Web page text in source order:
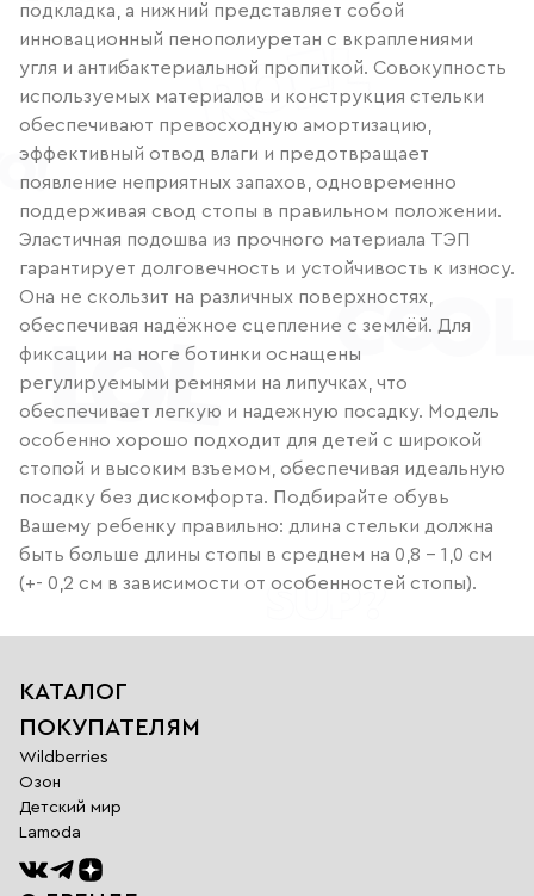
подкладка, а нижний представляет собой
инновационный пенополиуретан с вкраплениями
угля и антибактериальной пропиткой. Совокупность
используемых материалов и конструкция стельки
обеспечивают превосходную амортизацию,
эффективный отвод влаги и предотвращает
появление неприятных запахов, одновременно
поддерживая свод стопы в правильном положении.
Эластичная подошва из прочного материала ТЭП
гарантирует долговечность и устойчивость к износу.
Она не скользит на различных поверхностях,
обеспечивая надёжное сцепление с землёй. Для
фиксации на ноге ботинки оснащены
регулируемыми ремнями на липучках, что
обеспечивает легкую и надежную посадку. Модель
особенно хорошо подходит для детей с широкой
стопой и высоким взъемом, обеспечивая идеальную
посадку без дискомфорта. Подбирайте обувь
Вашему ребенку правильно: длина стельки должна
быть больше длины стопы в среднем на 0,8 – 1,0 см
(+- 0,2 см в зависимости от особенностей стопы).
КАТАЛОГ
ПОКУПАТЕЛЯМ
Wildberries
Озон
Детский мир
Lamoda